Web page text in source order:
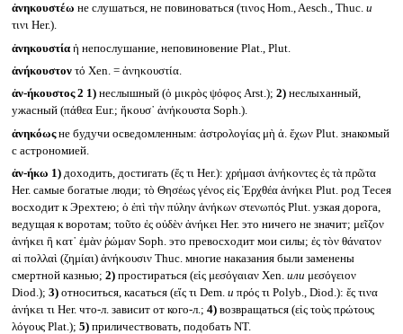
ἀνηκουστέω не слушаться, не повиноваться (τινος Hom., Aesch., Thuc. и
τινι Her.).
ἀνηκουστία ἡ непослушание, неповиновение Plat., Plut.
ἀνήκουστον τό Xen. = ἀνηκουστία.
ἀν-ήκουστος 2 1)неслышный (ὁ μικρὸς ψόφος Arst.); 2)неслыханный,
ужасный (πάθεα Eur.; ἤκουσ᾽ ἀνήκουστα Soph.).
ἀνηκόωςне будучи осведомленным: ἀστρολογίας μὴ ἀ. ἔχων Plut. знакомый
с астрономией.
ἀν-ήκω 1)доходить, достигать (ἔς τι Her.): χρήμασι ἀνήκοντες ἐς τὰ πρῶτα
Her. самые богатые люди; τὸ Θησέως γένος εἰς Ἐρχθέα ἀνήκει Plut. род Тесея
восходит к Эрехтею; ὁ ἐπὶ τὴν πύλην ἀνήκων στενωπός Plut. узкая дорога,
ведущая к воротам; τοῦτο ἐς οὐδὲν ἀνήκει Her. это ничего не значит; μεῖζον
ἀνήκει ἢ κατ᾽ ἐμὰν ῥώμαν Soph. это превосходит мои силы; ἐς τὸν θάνατον
αἱ πολλαὶ (ζημίαι) ἀνήκουσιν Thuc. многие наказания были заменены
смертной казнью; 2)простираться (εἰς μεσόγαιαν Xen. или μεσόγειον
Diod.); 3)относиться, касаться (εἴς τι Dem. и πρός τι Polyb., Diod.): ἔς τινα
ἀνήκει τι Her. что-л. зависит от кого-л.; 4)возвращаться (εἰς τοὺς πρώτους
λόγους Plat.); 5)приличествовать, подобать NT.